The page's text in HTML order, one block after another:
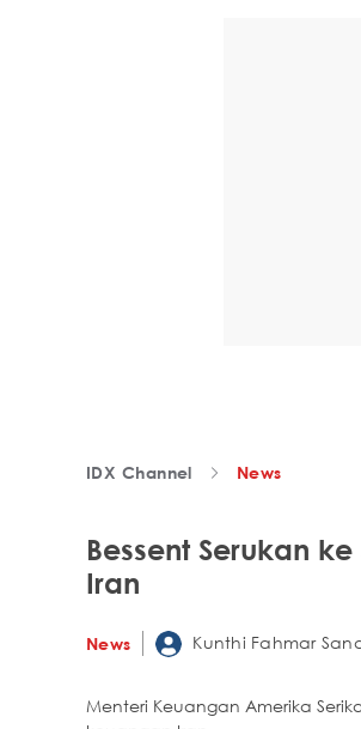
IDX Channel News
Bessent Serukan
Iran
News Kunthi Fahmar
Menteri Keuangan Amerika